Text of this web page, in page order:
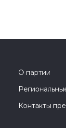
О партии
Контакты